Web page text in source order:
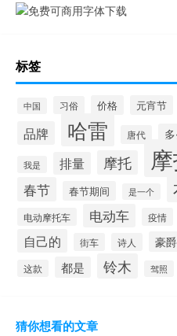
标签
中国 习俗 价格 元宵节
品牌 哈雷 唐代
我是 排量 摩托
春节 春节期间 是一个
电动摩托车 电动车 疫情
自己的 街车 诗人 豪爵
这款 都是 铃木 驾照
猜你想看的文章